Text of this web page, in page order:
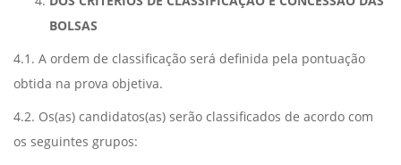
BOLSAS
4.1. A ordem de classificação será definida pela pontuação
obtida na prova objetiva.
4.2. Os(as) candidatos(as) serão classificados de acordo com
os seguintes grupos: